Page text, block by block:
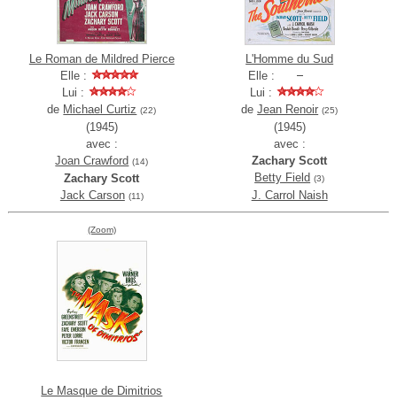
Le Roman de Mildred Pierce
Elle :
Lui :
de Michael Curtiz (22)
(1945)
avec :
Joan Crawford (14)
Zachary Scott
Jack Carson (11)
L'Homme du Sud
Elle :
Lui :
deJean Renoir (25)
(1945)
avec :
Zachary Scott
Betty Field (3)
J. Carrol Naish
(Zoom)
Le Masque de Dimitrios